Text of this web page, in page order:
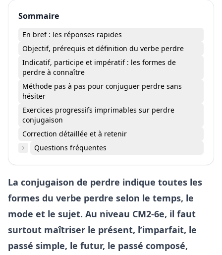
Sommaire
En bref : les réponses rapides
Objectif, prérequis et définition du verbe perdre
Indicatif, participe et impératif : les formes de
perdre à connaître
Méthode pas à pas pour conjuguer perdre sans
hésiter
Exercices progressifs imprimables sur perdre
conjugaison
Correction détaillée et à retenir
Questions fréquentes
La conjugaison de perdre indique toutes les
formes du verbe perdre selon le temps, le
mode et le sujet. Au niveau CM2-6e, il faut
surtout maîtriser le présent, l’imparfait, le
passé simple, le futur, le passé composé,